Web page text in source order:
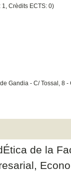
Crèdits ECTS: 0)
Gandia - C/ Tossal, 8 -
de la